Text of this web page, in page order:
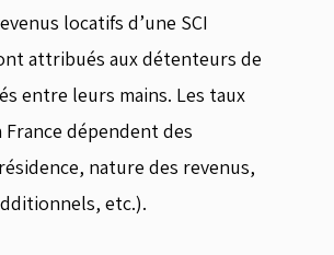
locatifs d’une SCI
attribués aux détenteurs de
entre leurs mains. Les taux
dépendent des
nature des revenus,
etc.).